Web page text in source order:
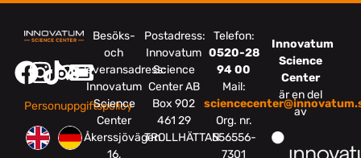
Personuppgiftspolicy
Besöks-
och
leveransadress:
Innovatum
Science
Center
Åkerssjövägen
16,
Postadress:
Innovatum
Science
Center AB
Box 902
461 29
TROLLHÄTTAN
Telefon:
0520-28
94 00
Mail:
Org. nr.
556556-
7301
Innovatum
Science
Center
är en del
av